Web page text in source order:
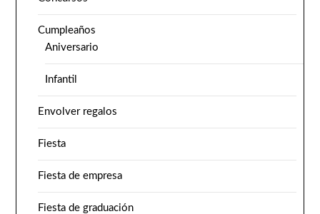
Cumpleaños
Aniversario
Infantil
Envolver regalos
Fiesta
Fiesta de empresa
Fiesta de graduación